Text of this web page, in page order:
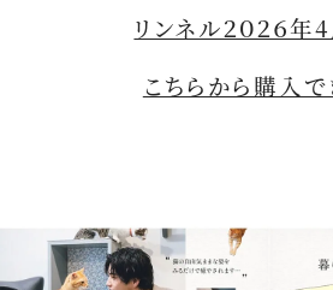
リンネル２０２６
こちらから購入で